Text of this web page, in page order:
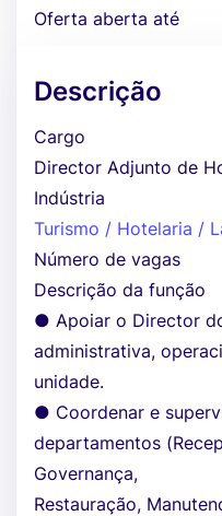
Oferta aberta até
Descrição
Cargo
Director Adjunto de
Indústria
Turismo / Hotelaria /
Número de vagas
Descrição da função
● Apoiar o Director
administrativa,
unidade.
● Coordenar e
departamentos
Governança,
Restauração,